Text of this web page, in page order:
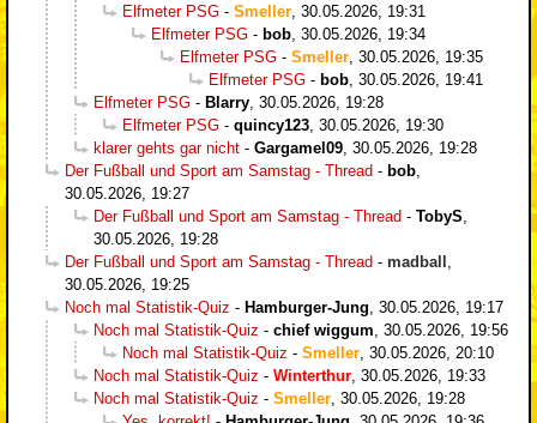
Elfmeter PSG - Smeller 30.05.2026, 19:31
Elfmeter PSG - bob 30.05.2026, 19:34
Elfmeter PSG - Smeller 30.05.2026, 19:35
Elfmeter PSG - bob 30.05.2026, 19:41
Elfmeter PSG - Blarry 30.05.2026, 19:28
Elfmeter PSG - quincy123 30.05.2026, 19:30
klarer gehts gar nicht - Gargamel09 30.05.2026, 19:28
Der Fußball und Sport am Samstag - Thread - bob
30.05.2026, 19:27
Der Fußball und Sport am Samstag - Thread - TobyS
30.05.2026, 19:28
Der Fußball und Sport am Samstag - Thread - madball
30.05.2026, 19:25
Noch mal Statistik-Quiz - Hamburger-Jung 30.05.2026, 19:17
Noch mal Statistik-Quiz - chief wiggum 30.05.2026, 19:56
Noch mal Statistik-Quiz - Smeller 30.05.2026, 20:10
Noch mal Statistik-Quiz - Winterthur 30.05.2026, 19:33
Noch mal Statistik-Quiz - Smeller 30.05.2026, 19:28